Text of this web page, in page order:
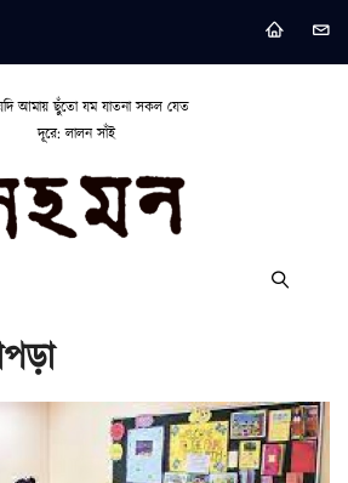
আমায় ছুঁতো যম যাতনা সকল যেত
দূরে: লালন সাঁই